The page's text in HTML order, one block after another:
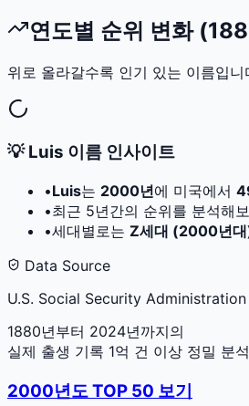
연도별 순위 변화
위로 올라갈수록 인기 있는 이름입
💡Luis 이름 인사이트
•Luis는 2000년에 미국에서
•최근 5년간의 순위를 분석해
•세대별로는 Z세대 (2000년
Data Source
U.S. Social Security Administration
1880년부터 2024년까지의
실제 출생 기록 1억 건 이상 정밀 분석
2000년도 TOP 50 보기